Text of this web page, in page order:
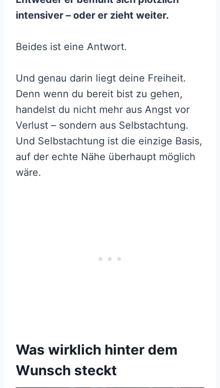
intensiver – oder er zieht weiter.
Beides ist eine Antwort.
Und genau darin liegt deine Freiheit.
Denn wenn du bereit bist zu gehen,
handelst du nicht mehr aus Angst vor
Verlust – sondern aus Selbstachtung.
Und Selbstachtung ist die einzige Basis,
auf der echte Nähe überhaupt möglich
wäre.
Was wirklich hinter dem
Wunsch steckt